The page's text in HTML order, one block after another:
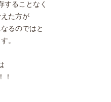
することなく
た方が
るのではと
。
！